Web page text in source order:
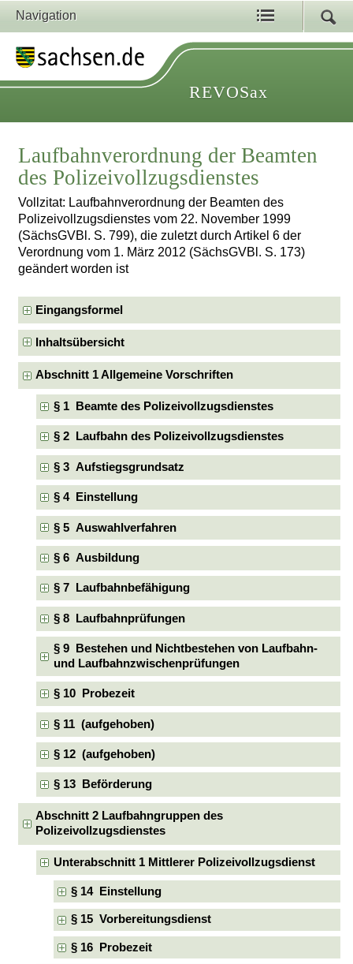
Navigation
REVOSax
Laufbahnverordnung der Beamten
des Polizeivollzugsdienstes
Vollzitat: Laufbahnverordnung der Beamten des
Polizeivollzugsdienstes vom 22. November 1999
(SächsGVBl. S. 799), die zuletzt durch Artikel 6 der
Verordnung vom 1. März 2012 (SächsGVBl. S. 173)
geändert worden ist
Eingangsformel
Inhaltsübersicht
Abschnitt 1 Allgemeine Vorschriften
§ 1 Beamte des Polizeivollzugsdienstes
§ 2 Laufbahn des Polizeivollzugsdienstes
§ 3 Aufstiegsgrundsatz
§ 4 Einstellung
§ 5 Auswahlverfahren
§ 6 Ausbildung
§ 7 Laufbahnbefähigung
§ 8 Laufbahnprüfungen
§ 9 Bestehen und Nichtbestehen von Laufbahn-
und Laufbahnzwischenprüfungen
§ 10 Probezeit
§ 11 (aufgehoben)
§ 12 (aufgehoben)
§ 13 Beförderung
Abschnitt 2 Laufbahngruppen des
Polizeivollzugsdienstes
Unterabschnitt 1 Mittlerer Polizeivollzugsdienst
§ 14 Einstellung
§ 15 Vorbereitungsdienst
§ 16 Probezeit